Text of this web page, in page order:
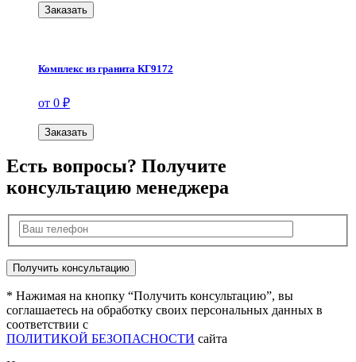
Заказать
Комплекс из гранита КГ9172
от 0 ₽
Заказать
Есть вопросы? Получите
консультацию менеджера
* Нажимая на кнопку “Получить консультацию”, вы
соглашаетесь на обработку своих персональных данных в
соответствии с
ПОЛИТИКОЙ БЕЗОПАСНОСТИ сайта